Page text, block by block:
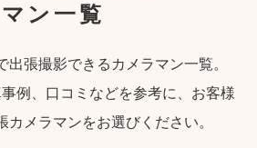
マン一覧
出張撮影できるカメラマン一覧。
例、口コミなどを参考に、お客様
カメラマンをお選びください。